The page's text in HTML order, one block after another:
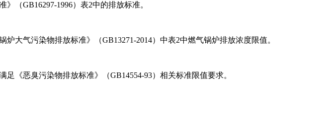
（GB16297-1996）表2中的排放标准。
大气污染物排放标准》（GB13271-2014）中表2中燃气锅炉排放浓度限值。
《恶臭污染物排放标准》（GB14554-93）相关标准限值要求。